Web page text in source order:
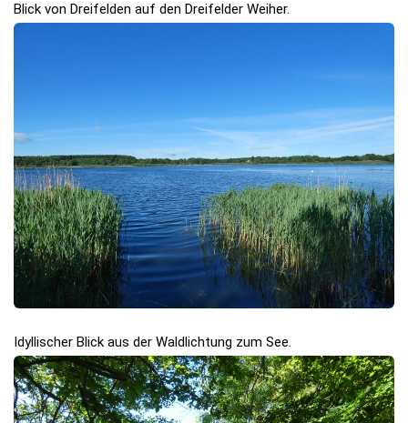
Blick von Dreifelden auf den Dreifelder Weiher.
Idyllischer Blick aus der Waldlichtung zum See.